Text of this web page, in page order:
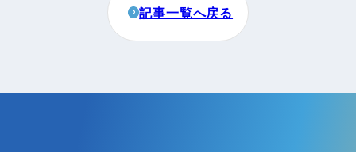
記事一覧へ戻る